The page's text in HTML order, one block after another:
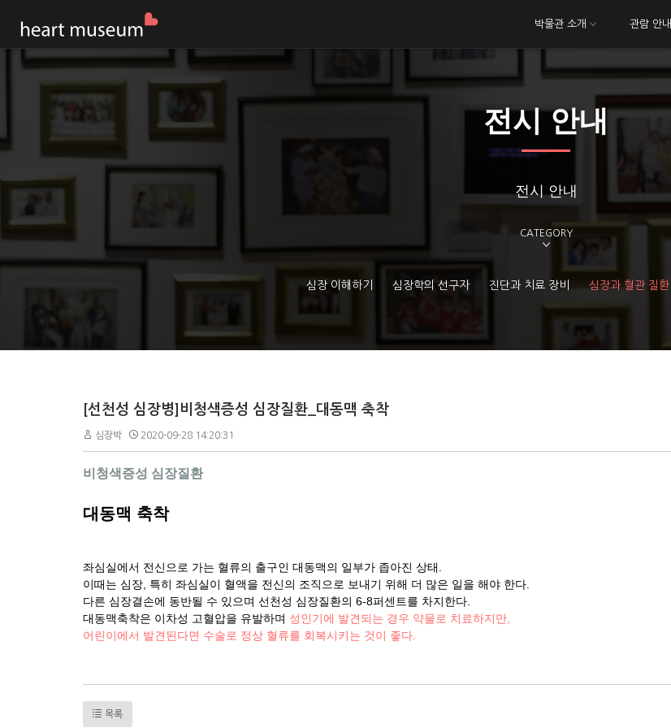
박물관 소개 관람 안내
전시 안내
전시 안내
CATEGORY
심장 이해하기 심장학의 선구자 진단과 치료 장비 심장과 혈관 질환
[선천성 심장병]비청색증성 심장질환_대동맥 축착
심장박 2020-09-28 14:20:31
비청색증성 심장질환
대동맥 축착
좌심실에서 전신으로 가는 혈류의 출구인 대동맥의 일부가 좁아진 상태.
이때는 심장, 특히 좌심실이 혈액을 전신의 조직으로 보내기 위해 더 많은 일을 해야 한다.
다른 심장결손에 동반될 수 있으며 선천성 심장질환의 6-8퍼센트를 차지한다.
대동맥축착은 이차성 고혈압을 유발하며 성인기에 발견되는 경우 약물로 치료하지만,
어린이에서 발견된다면 수술로 정상 혈류를 회복시키는 것이 좋다.
목록